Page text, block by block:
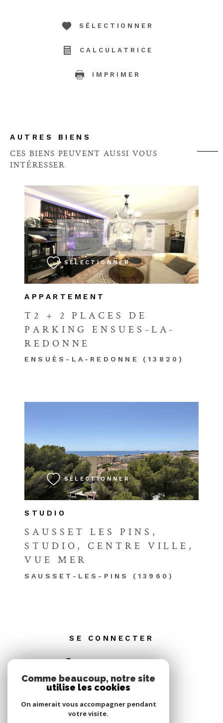
SÉLECTIONNER
CALCULATRICE
IMPRIMER
AUTRES BIENS
CES BIENS PEUVENT AUSSI VOUS
INTÉRESSER
APPARTEMENT
T2 + 2 PLACES DE
PARKING ENSUES-LA-
REDONNE
ENSUÈS-LA-REDONNE (13820)
SÉLECTIONNER
VOIR LE BIEN
STUDIO
SAUSSET LES PINS,
STUDIO, CENTRE VILLE,
VUE MER
SAUSSET-LES-PINS (13960)
SÉLECTIONNER
VOIR LE BIEN
SE CONNECTER
Comme beaucoup, notre site
utilise les cookies
On aimerait vous accompagner pendant
votre visite.